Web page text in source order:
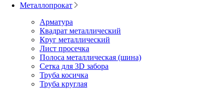
Металлопрокат
Арматура
Квадрат металлический
Круг металлический
Лист просечка
Полоса металлическая (шина)
Сетка для 3D забора
Труба косичка
Труба круглая